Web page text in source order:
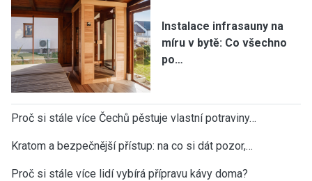
Instalace infrasauny na
míru v bytě: Co všechno
po…
Proč si stále více Čechů pěstuje vlastní potraviny…
Kratom a bezpečnější přístup: na co si dát pozor,…
Proč si stále více lidí vybírá přípravu kávy doma?